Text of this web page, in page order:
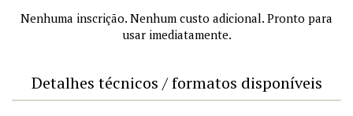
Nenhuma inscrição. Nenhum custo adicional. Pronto para
usar imediatamente.
Detalhes técnicos / formatos disponíveis